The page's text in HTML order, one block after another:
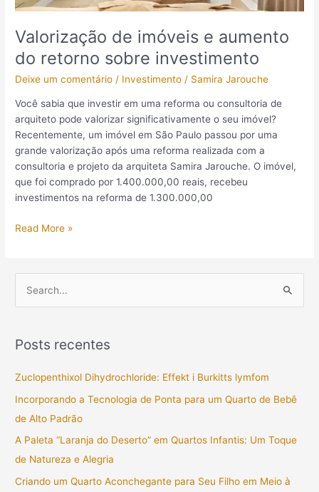
Valorização de imóveis e aumento
do retorno sobre investimento
Deixe um comentário / Investimento / Samira Jarouche
Você sabia que investir em uma reforma ou consultoria de
arquiteto pode valorizar significativamente o seu imóvel?
Recentemente, um imóvel em São Paulo passou por uma
grande valorização após uma reforma realizada com a
consultoria e projeto da arquiteta Samira Jarouche. O imóvel,
que foi comprado por 1.400.000,00 reais, recebeu
investimentos na reforma de 1.300.000,00
Read More »
q
r
p
o
Posts recentes
Zuclopenthixol Dihydrochloride: Effekt i Burkitts lymfom
Incorporando a Tecnologia de Ponta para um Quarto de Bebê
de Alto Padrão
A Paleta “Laranja do Deserto” em Quartos Infantis: Um Toque
de Natureza e Alegria
Criando um Quarto Aconchegante para Seu Filho em Meio à